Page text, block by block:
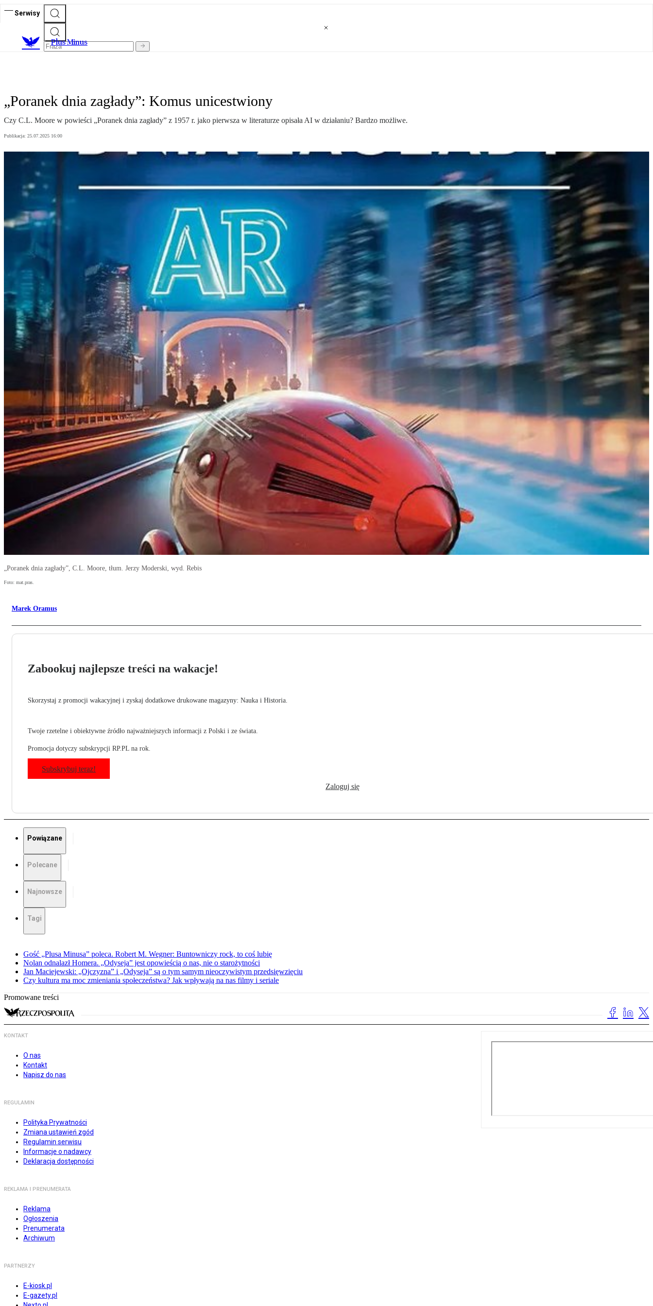
Serwisy
Plus Minus
„Poranek dnia zagłady”: Komus unicestwiony
Czy C.L. Moore w powieści „Poranek dnia zagłady” z 1957 r. jako pierwsza w literaturze opisała AI w działaniu? Bardzo możliwe.
Publikacja: 25.07.2025 16:00
„Poranek dnia zagłady”, C.L. Moore, tłum. Jerzy Moderski, wyd. Rebis
Foto: mat.pras.
Marek Oramus
Zabookuj najlepsze treści na wakacje!
Skorzystaj z promocji wakacyjnej i zyskaj dodatkowe drukowane magazyny: Nauka i Historia.
Twoje rzetelne i obiektywne źródło najważniejszych informacji z Polski i ze świata.
Promocja dotyczy subskrypcji RP.PL na rok.
Subskrybuj teraz!
Zaloguj się
Powiązane
Polecane
Najnowsze
Tagi
Gość „Plusa Minusa” poleca. Robert M. Wegner: Buntowniczy rock, to coś lubię
Nolan odnalazł Homera. „Odyseja” jest opowieścią o nas, nie o starożytności
Jan Maciejewski: „Ojczyzna” i „Odyseja” są o tym samym nieoczywistym przedsięwzięciu
Czy kultura ma moc zmieniania społeczeństwa? Jak wpływają na nas filmy i seriale
Promowane treści
KONTAKT
O nas
Kontakt
Napisz do nas
REGULAMIN
Polityka Prywatności
Zmiana ustawień zgód
Regulamin serwisu
Informacje o nadawcy
Deklaracja dostępności
REKLAMA I PRENUMERATA
Reklama
Ogłoszenia
Prenumerata
Archiwum
PARTNERZY
E-kiosk.pl
E-gazety.pl